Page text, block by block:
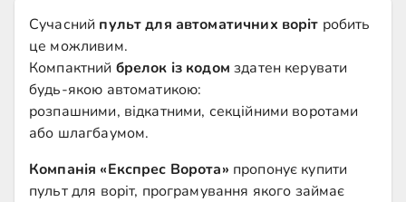
Сучасний пульт для автоматичних воріт робить
це можливим.
Компактний брелок із кодом здатен керувати
будь-якою автоматикою:
розпашними, відкатними, секційними воротами
або шлагбаумом.
Компанія «Експрес Ворота» пропонує купити
пульт для воріт, програмування якого займає